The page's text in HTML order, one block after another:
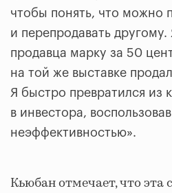
чтобы понять, что можно
и перепродавать
продавца марку за 50
на той же выставке
Я быстро превратился из
в инвестора,
неэффективностью».
Кьюбан отмечает, что эта